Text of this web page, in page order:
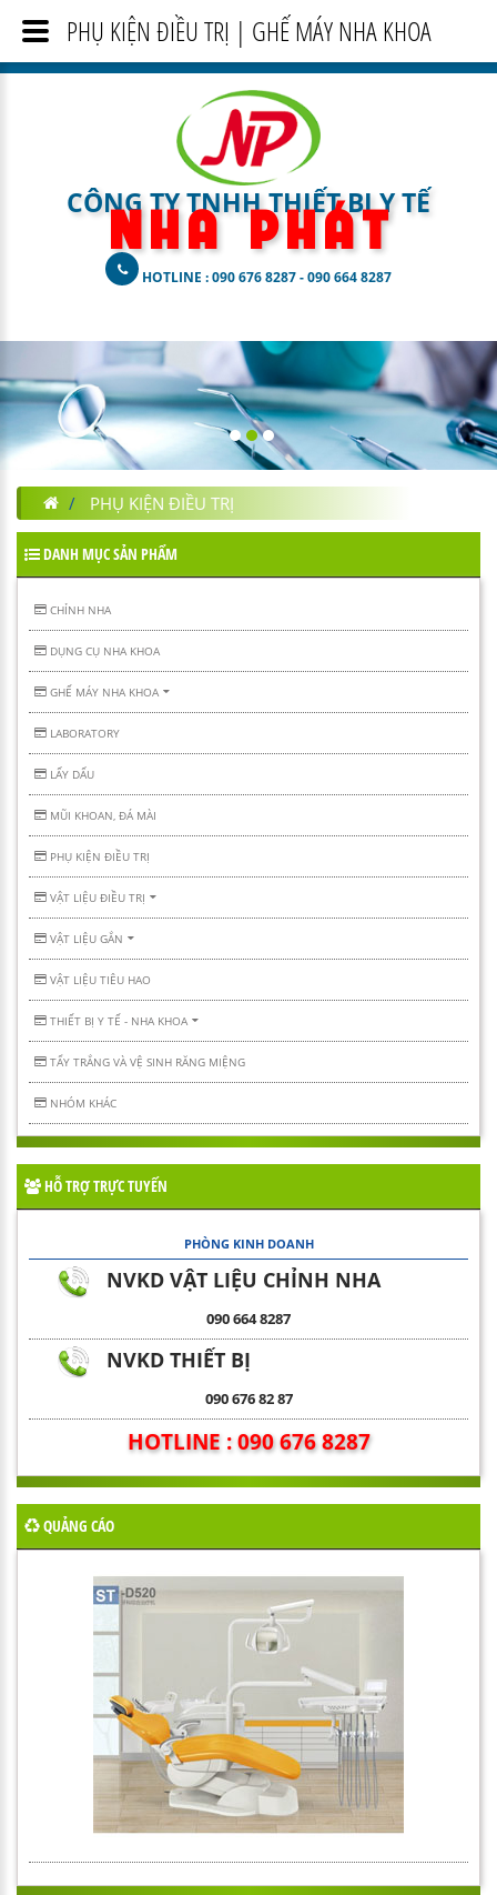
CÔNG TY TNHH THIẾT BỊ Y TẾ
N H A P H Á T
HOTLINE : 090 676 8287 - 090 664 8287
PHỤ KIỆN ĐIỀU TRỊ
DANH MỤC SẢN PHẨM
CHỈNH NHA
DỤNG CỤ NHA KHOA
GHẾ MÁY NHA KHOA
LABORATORY
LẤY DẤU
MŨI KHOAN, ĐÁ MÀI
PHỤ KIỆN ĐIỀU TRỊ
VẬT LIỆU ĐIỀU TRỊ
VẬT LIỆU GẮN
VẬT LIỆU TIÊU HAO
THIẾT BỊ Y TẾ - NHA KHOA
TẨY TRẮNG VÀ VỆ SINH RĂNG MIỆNG
NHÓM KHÁC
HỖ TRỢ TRỰC TUYẾN
PHÒNG KINH DOANH
NVKD VẬT LIỆU CHỈNH NHA
090 664 8287
NVKD THIẾT BỊ
090 676 82 87
HOTLINE : 090 676 8287
QUẢNG CÁO
PHỤ KIỆN ĐIỀU TRỊ | GHẾ MÁY NHA KHOA